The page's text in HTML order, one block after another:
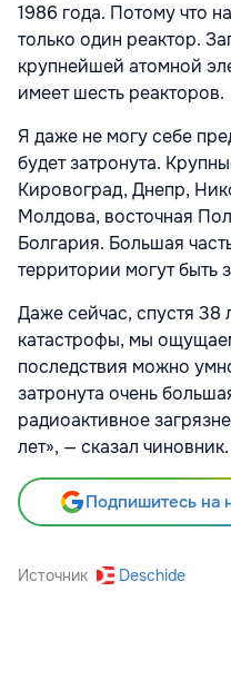
1986 года. Потому что
только один реактор.
крупнейшей атомной
имеет шесть реакторов.
Я даже не могу себе
будет затронута.
Кировоград, Днепр,
Молдова, восточная
Болгария. Большая
территории могут быть
Даже сейчас, спустя 38
катастрофы, мы
последствия можно
затронута очень
радиоактивное
лет», — сказал чиновник.
Подпишитесь на
Источник Deschide